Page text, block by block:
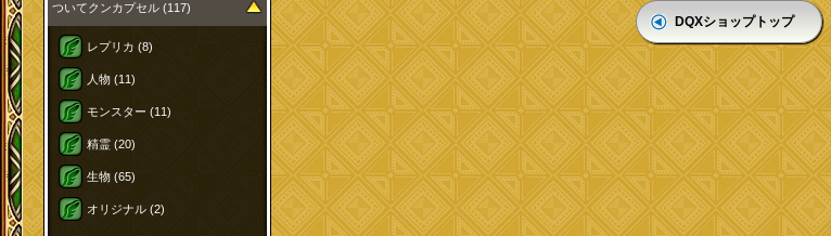
ついてクンカプセル (117)
レプリカ (8)
人物 (11)
モンスター (11)
精霊 (20)
生物 (65)
オリジナル (2)
DQXショップトップ